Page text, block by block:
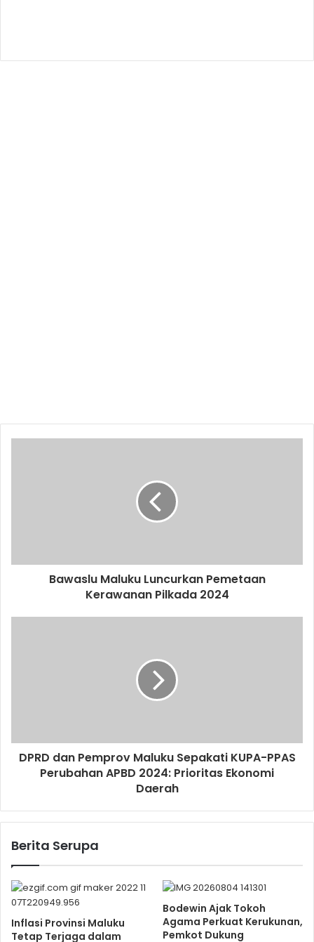
Bawaslu Maluku Luncurkan Pemetaan
Kerawanan Pilkada 2024
DPRD dan Pemprov Maluku Sepakati KUPA-PPAS
Perubahan APBD 2024: Prioritas Ekonomi
Daerah
Berita Serupa
Inflasi Provinsi Maluku
Tetap Terjaga dalam
Bodewin Ajak Tokoh
Agama Perkuat Kerukunan,
Pemkot Dukung